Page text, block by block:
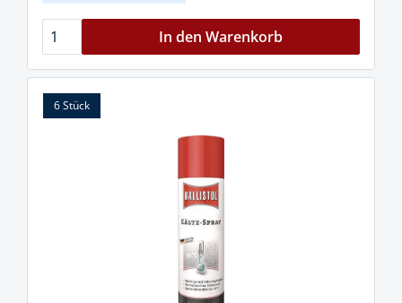
In den Warenkorb
6 Stück